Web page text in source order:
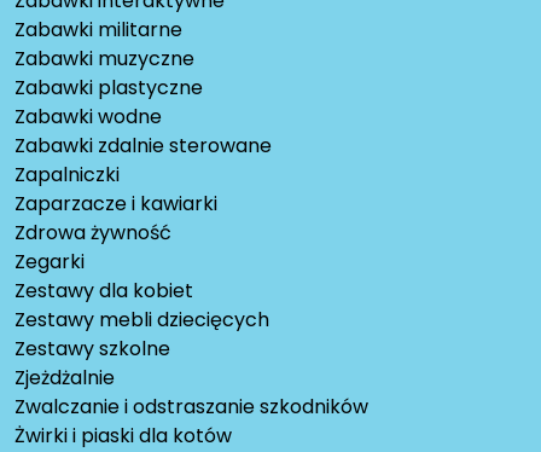
Zabawki militarne
Zabawki muzyczne
Zabawki plastyczne
Zabawki wodne
Zabawki zdalnie sterowane
Zapalniczki
Zaparzacze i kawiarki
Zdrowa żywność
Zegarki
Zestawy dla kobiet
Zestawy mebli dziecięcych
Zestawy szkolne
Zjeżdżalnie
Zwalczanie i odstraszanie szkodników
Żwirki i piaski dla kotów